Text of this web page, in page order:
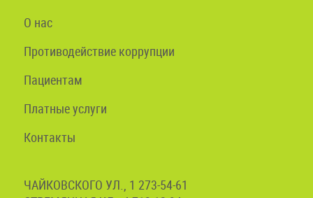
О нас
Противодействие коррупции
Пациентам
Платные услуги
Контакты
ЧАЙКОВСКОГО УЛ., 1 273-54-61